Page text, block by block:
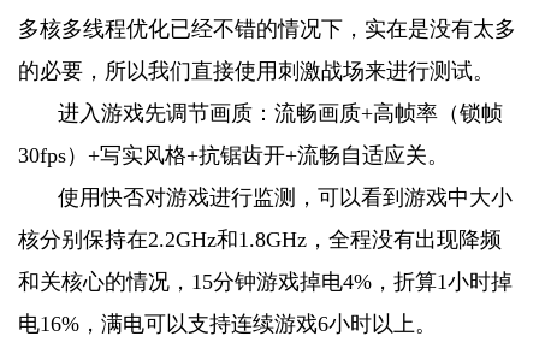
多核多线程优化已经不错的情况下，实在是没有太多
的必要，所以我们直接使用刺激战场来进行测试。
进入游戏先调节画质：流畅画质+高帧率（锁帧
30fps）+写实风格+抗锯齿开+流畅自适应关。
使用快否对游戏进行监测，可以看到游戏中大小
核分别保持在2.2GHz和1.8GHz，全程没有出现降频
和关核心的情况，15分钟游戏掉电4%，折算1小时掉
电16%，满电可以支持连续游戏6小时以上。